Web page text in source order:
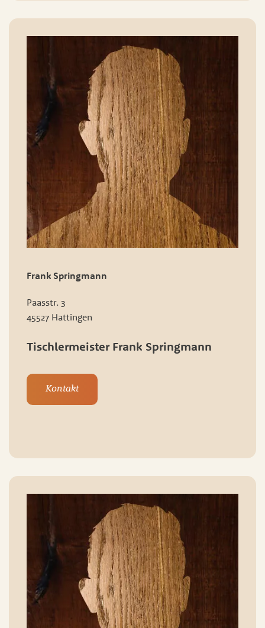
Frank Springmann
Paasstr. 3
45527 Hattingen
Tischlermeister Frank Springmann
Kontakt